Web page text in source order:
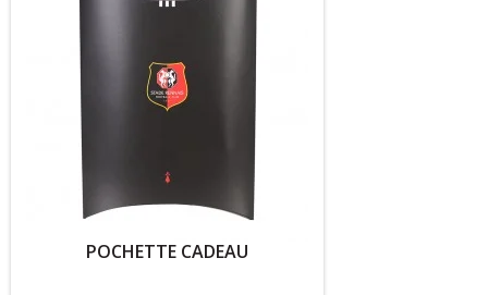
POCHETTE CADEAU